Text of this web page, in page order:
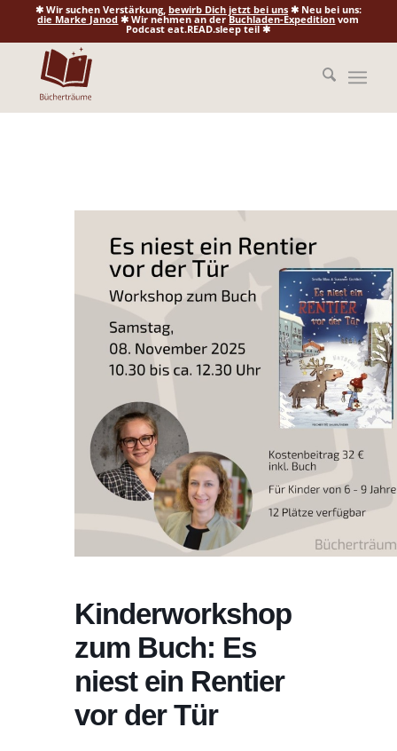
✱ Wir suchen Verstärkung, bewirb Dich jetzt bei uns✱ Neu bei uns:
die Marke Janod ✱ Wir nehmen an derBuchladen-Expedition vom
Podcast eat.READ.sleep teil ✱
Kinderworkshop
zum Buch: Es
niest ein Rentier
vor der Tür